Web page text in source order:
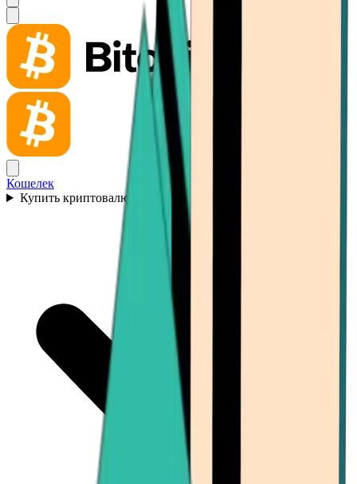
Кошелек
Купить криптовалюту